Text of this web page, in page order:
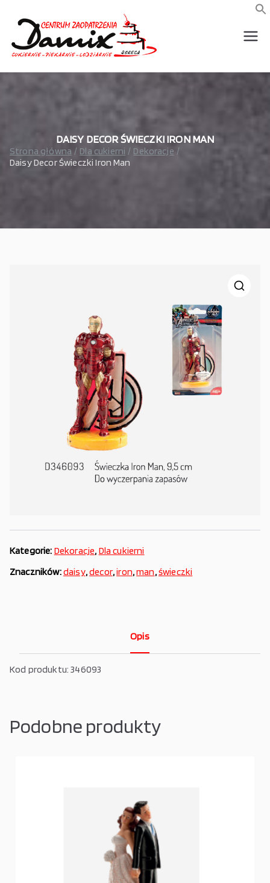
treści
wszystko
dla
gastrono
wszystko dla piekarni,
DAISY DECOR ŚWIECZKI IRON MAN
Strona główna Dla cukierni
Dekoracje
Daisy Decor Świeczki Iron Man
Kategorie: Dekoracje, Dla cukierni
Znaczników:daisy,decor,iron,man,świeczki
Opis
Kod produktu: 346093
Podobne produkty